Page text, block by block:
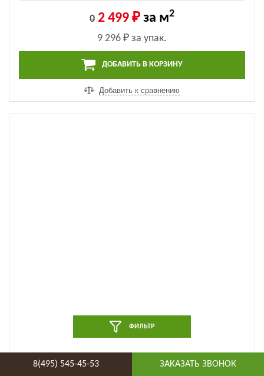
0 2 499 ₽ за м2
9 296 ₽ за упак.
ДОБАВИТЬ В КОРЗИНУ
Добавить к сравнению
Виниловый ламинат AquaFloor - Parquet Glue
ФИЛЬТР
8(495) 545-45-53 ЗАКАЗАТЬ ЗВОНОК